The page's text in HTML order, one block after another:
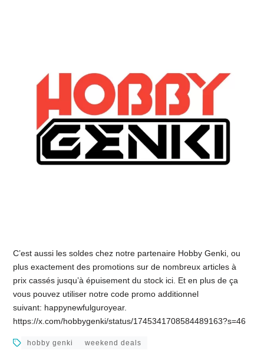
C’est aussi les soldes chez notre partenaire Hobby Genki, ou
plus exactement des promotions sur de nombreux articles à
prix cassés jusqu’à épuisement du stock ici. Et en plus de ça
vous pouvez utiliser notre code promo additionnel
suivant: happynewfulguroyear.
https://x.com/hobbygenki/status/1745341708584489163?s=46
hobby genki weekend deals